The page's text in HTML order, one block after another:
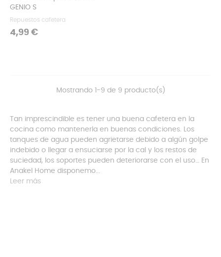
GENIO S
Repuestos cafetera
Precio
4,99 €
Mostrando 1-9 de 9 producto(s)
Tan imprescindible es tener una buena cafetera en la
cocina como mantenerla en buenas condiciones. Los
tanques de agua pueden agrietarse debido a algún golpe
indebido o llegar a ensuciarse por la cal y los restos de
suciedad, los soportes pueden deteriorarse con el uso… En
Anakel Home disponemo...
Leer más